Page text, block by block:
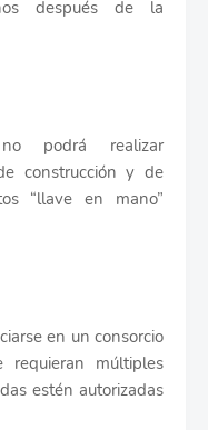
después de la
podrá realizar
construcción y de
“llave en mano”
en un consorcio
requieran múltiples
estén autorizadas